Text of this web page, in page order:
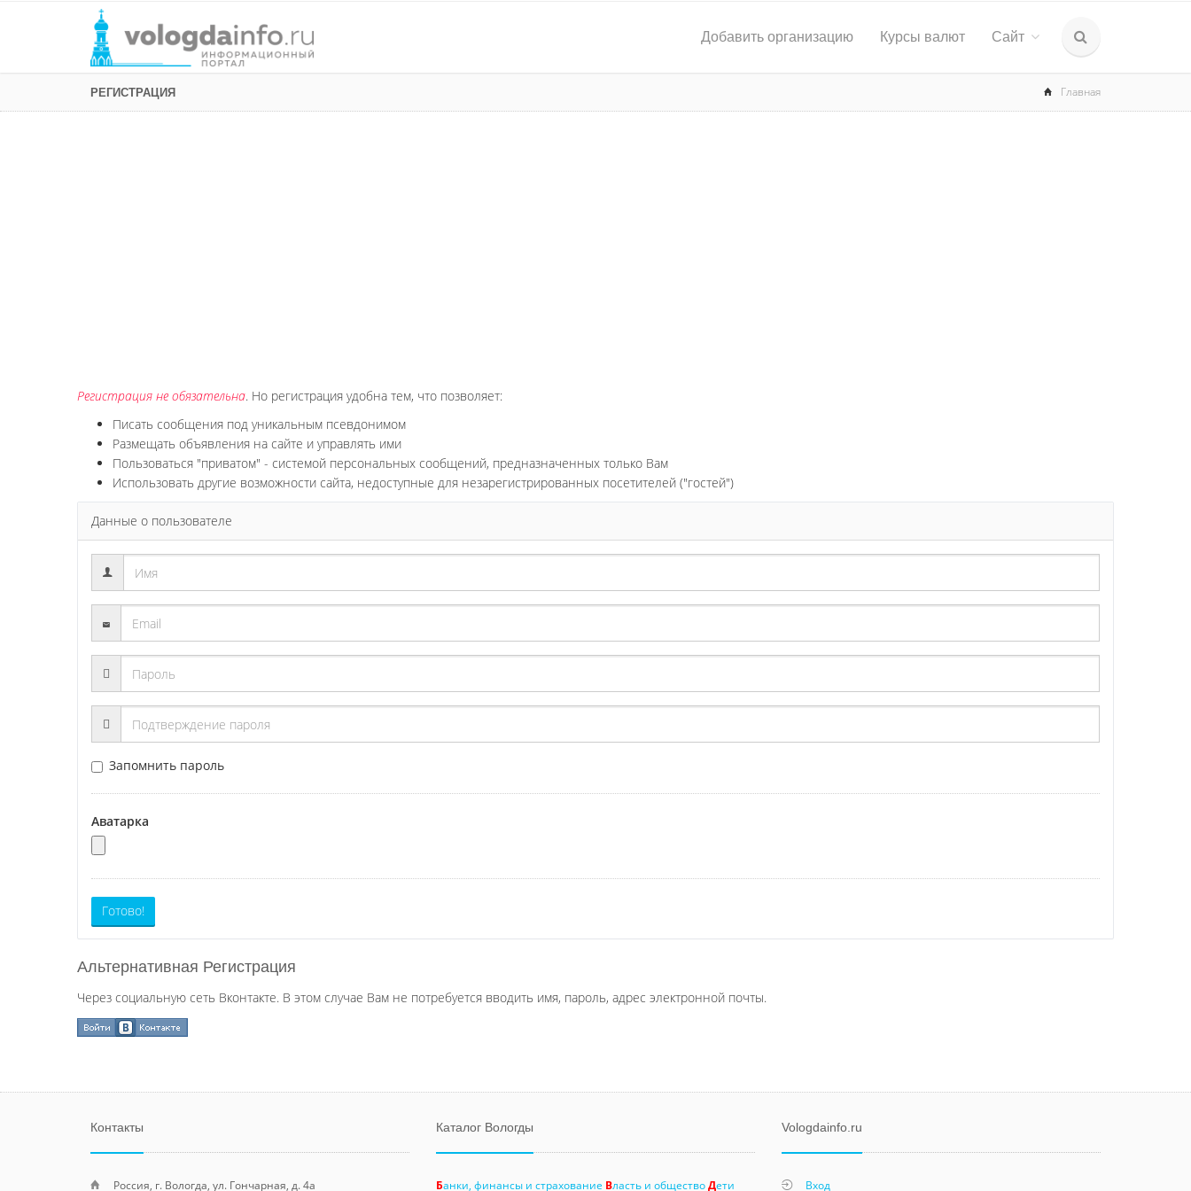
Добавить организацию Курсы валют Сайт
РЕГИСТРАЦИЯ Главная
Регистрация не обязательна. Но регистрация удобна тем, что позволяет:
Писать сообщения под уникальным псевдонимом
Размещать объявления на сайте и управлять ими
Пользоваться "приватом" - системой персональных сообщений, предназначенных только Вам
Использовать другие возможности сайта, недоступные для незарегистрированных посетителей ("гостей")
Данные о пользователе
Запомнить пароль
Аватарка
Готово!
Альтернативная Регистрация
Через социальную сеть Вконтакте. В этом случае Вам не потребуется вводить имя, пароль, адрес электронной почты.
Контакты
Россия, г. Вологда, ул. Гончарная, д. 4а
Каталог Вологды
Банки, финансы и страхование Власть и обществоДети
Vologdainfo.ru
Вход